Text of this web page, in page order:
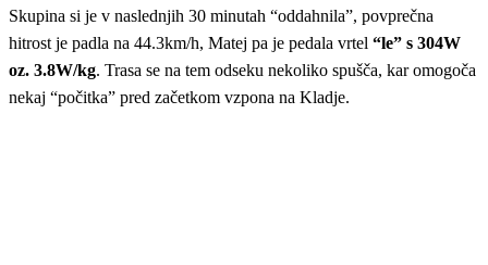
Skupina si je v naslednjih 30 minutah “oddahnila”, povprečna
hitrost je padla na 44.3km/h, Matej pa je pedala vrtel “le” s 304W
oz. 3.8W/kg. Trasa se na tem odseku nekoliko spušča, kar omogoča
nekaj “počitka” pred začetkom vzpona na Kladje.